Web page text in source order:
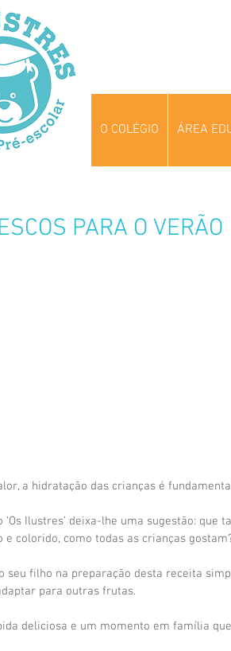
O COLÉGIO ÁREA
PARA O VERÃO
a hidratação das crianças é
‘Os Ilustres’ deixa-lhe uma sugestão:
e colorido, como todas as crianças
seu filho na preparação desta receita
para outras frutas.
deliciosa e um momento em família